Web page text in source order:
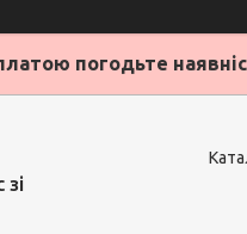
погодьте